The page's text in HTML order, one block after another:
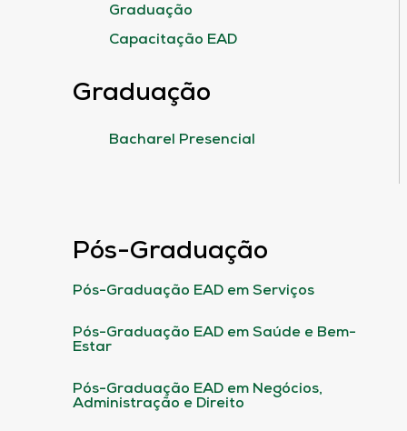
Graduação
Capacitação EAD
Graduação
Bacharel Presencial
Pós-Graduação
Pós-Graduação EAD em Serviços
Pós-Graduação EAD em Saúde e Bem-
Estar
Pós-Graduação EAD em Negócios,
Administração e Direito